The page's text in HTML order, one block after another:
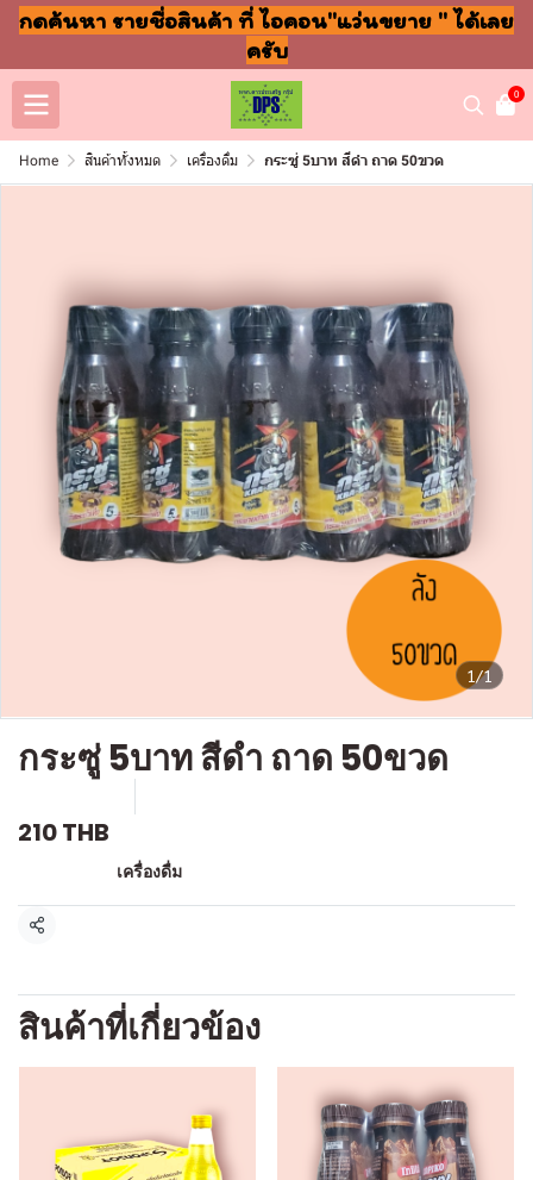
กดค้นหา รายชื่อสินค้า ที่ ไอคอน"แว่นขยาย " ได้เลย
ครับ
0
Home สินค้าทั้งหมด เครื่องดื่ม กระซู่ 5บาท สีดำ ถาด 50ขวด
1/1
กระซู่ 5บาท สีดำ ถาด 50ขวด
210 THB
เครื่องดื่ม
แชร์
สินค้าที่เกี่ยวข้อง